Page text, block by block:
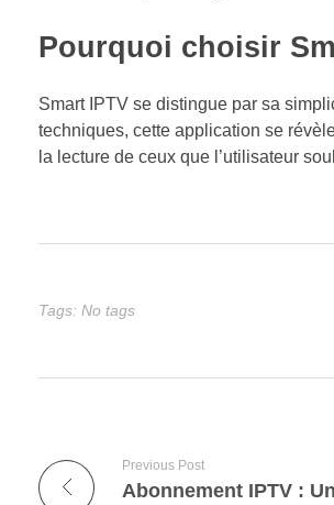
Pourquoi choisir
Smart IPTV se distingue par sa
techniques, cette application se
la lecture de ceux que l’utilisateur
Tags: No tags
Previous Post